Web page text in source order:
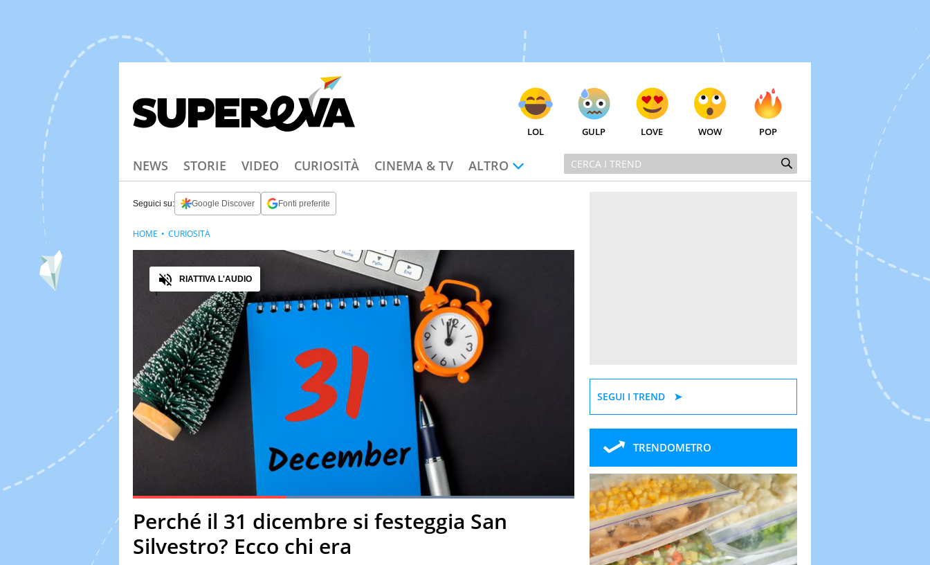
LOL GULP LOVE WOW POP
NEWS STORIE VIDEO CURIOSITÀ CINEMA & TV ALTRO
Seguici su: Google Discover Fonti preferite
PauseUnmuteCurrent Time
0:19 Duration
Loaded:100.00%
Fullscreen
Audio
RIATTIVA L'AUDIO
Perché il 31 dicembre si festeggia San
Silvestro? Ecco chi era
HOME CURIOSITÀ
SEGUI I TREND
TRENDOMETRO